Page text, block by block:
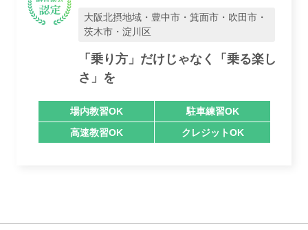
大阪北摂地域・豊中市・箕面市・吹田市・
茨木市・淀川区
「乗り方」だけじゃなく「乗る楽し
さ」を
場内教習OK
駐車練習OK
高速教習OK
クレジットOK